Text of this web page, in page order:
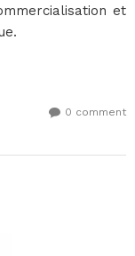
et
0 comment